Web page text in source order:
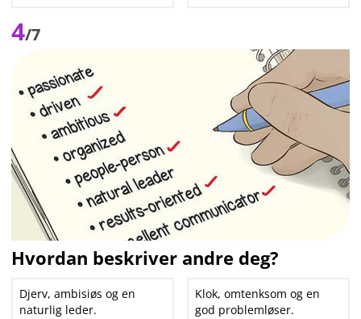
4/7
Hvordan beskriver andre deg?
Djerv, ambisiøs og en
naturlig leder.
Klok, omtenksom og en
god problemløser.